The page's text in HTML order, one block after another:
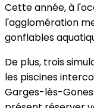
Cette année, à
l'agglomération
gonflables
De plus, trois
les piscines
Garges-lès-